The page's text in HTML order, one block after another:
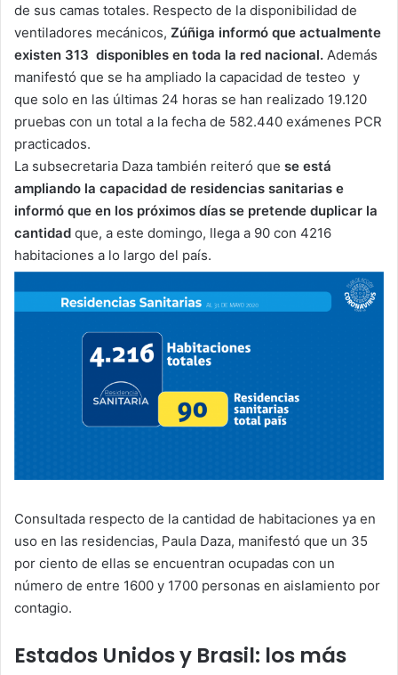
de sus camas totales. Respecto de la disponibilidad de
ventiladores mecánicos, Zúñiga informó que actualmente
existen 313 disponibles en toda la red nacional. Además
manifestó que se ha ampliado la capacidad de testeo y
que solo en las últimas 24 horas se han realizado 19.120
pruebas con un total a la fecha de 582.440 exámenes PCR
practicados.
La subsecretaria Daza también reiteró que se está
ampliando la capacidad de residencias sanitarias e
informó que en los próximos días se pretende duplicar la
cantidad que, a este domingo, llega a 90 con 4216
habitaciones a lo largo del país.
Consultada respecto de la cantidad de habitaciones ya en
uso en las residencias, Paula Daza, manifestó que un 35
por ciento de ellas se encuentran ocupadas con un
número de entre 1600 y 1700 personas en aislamiento por
contagio.
Estados Unidos y Brasil: los más